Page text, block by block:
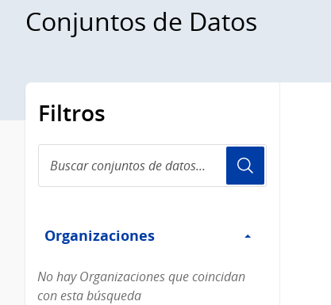
Conjuntos de Datos
Filtros
conjuntos
de
Organizaciones
Organizaciones
No hay Organizaciones que coincidan
con esta búsqueda